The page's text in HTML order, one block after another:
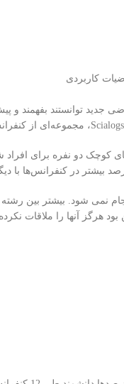
کاربردی
جدید توانستند
کوچک دو نفره برای
نمی شود. بیشتر بین
هرگز آنها را ملاقات